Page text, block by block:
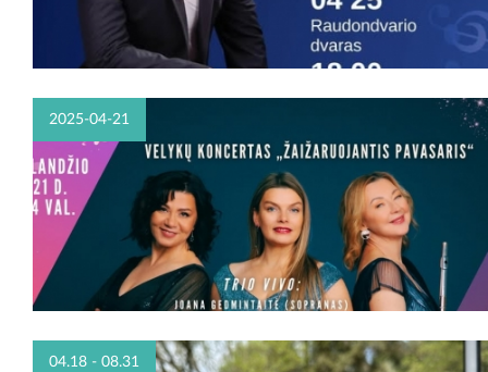
2025-04-21
04.18 - 08.31